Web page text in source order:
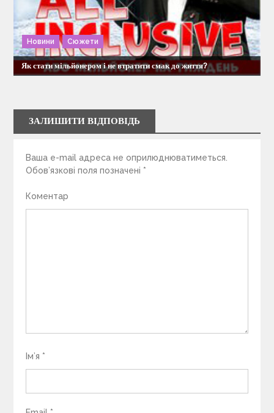
Новини Сюжети
Як стати мільйонером і не втратити смак до життя?
ЗАЛИШИТИ ВІДПОВІДЬ
Ваша e-mail адреса не оприлюднюватиметься.
Обов’язкові поля позначені *
Коментар
Ім’я *